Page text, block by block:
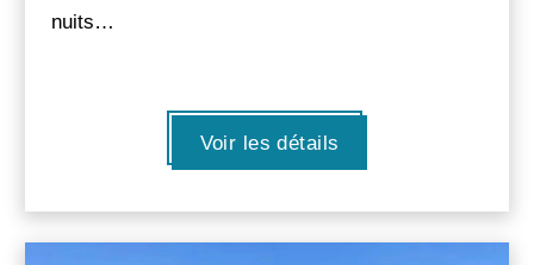
nuits…
Voir les détails